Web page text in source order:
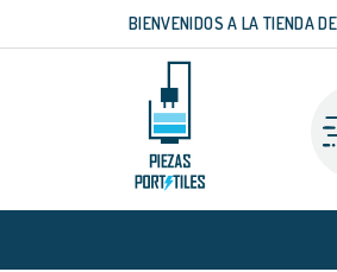
contenido
BIENVENIDOS A LA TIENDA